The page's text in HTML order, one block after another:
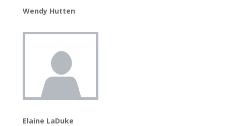
Wendy Hutten
Elaine LaDuke